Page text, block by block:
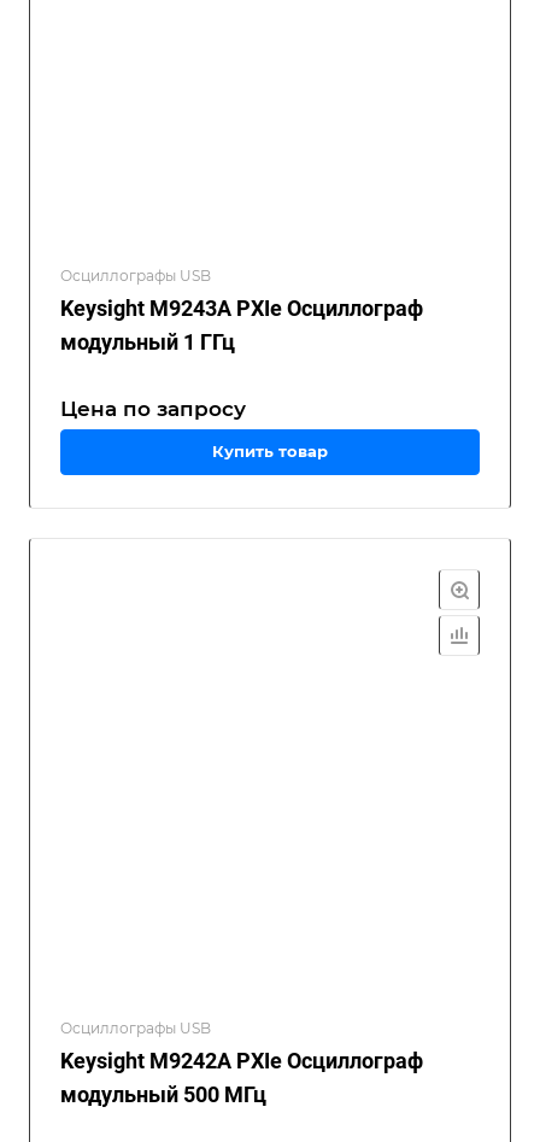
Осциллографы USB
Keysight M9243A PXIe Осциллограф
модульный 1 ГГц
Цена по запросу
Купить товар
Осциллографы USB
Keysight M9242A PXIe Осциллограф
модульный 500 МГц